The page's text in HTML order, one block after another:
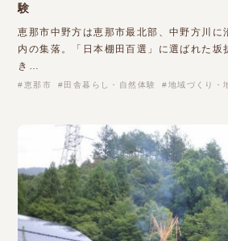
験
恵那市中野方は恵那市最北部、中野方川に
内の集落。「日本棚田百選」に選ばれた坂
き…
恵那市 田舎暮らし・自然体験 地域づくり・